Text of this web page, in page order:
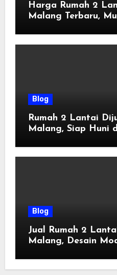
Harga Rumah 2
Malang Terbaru,
Blog
Rumah 2 Lantai
Malang, Siap Huni
Blog
Jual Rumah 2
Malang, Desain